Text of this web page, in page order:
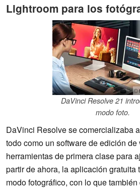
Lightroom para los
ⓘ
DaVinci Resolve 21
modo foto.
DaVinci Resolve se comercializaba
todo como un software de edición
herramientas de primera clase para
partir de ahora, la aplicación gratuita
modo fotográfico, con lo que